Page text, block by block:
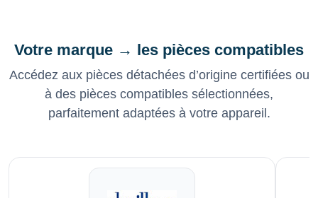
Votre marque → les pièces compatibles
Accédez aux pièces détachées d’origine certifiées ou
à des pièces compatibles sélectionnées,
parfaitement adaptées à votre appareil.